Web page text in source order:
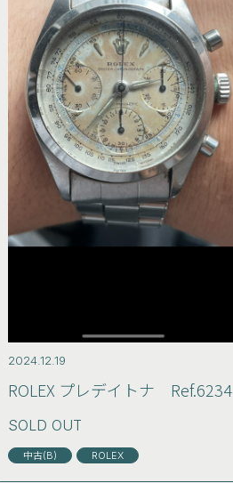
2024.12.19
ROLEX プレデイトナ Ref.6234
SOLD OUT
中古(B) ROLEX